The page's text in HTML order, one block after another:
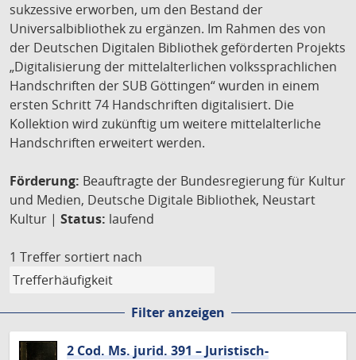
sukzessive erworben, um den Bestand der
Universalbibliothek zu ergänzen. Im Rahmen des von
der Deutschen Digitalen Bibliothek geförderten Projekts
„Digitalisierung der mittelalterlichen volkssprachlichen
Handschriften der SUB Göttingen“ wurden in einem
ersten Schritt 74 Handschriften digitalisiert. Die
Kollektion wird zukünftig um weitere mittelalterliche
Handschriften erweitert werden.
Förderung: Beauftragte der Bundesregierung für Kultur
und Medien, Deutsche Digitale Bibliothek, Neustart
Kultur | Status: laufend
1 Treffer sortiert nach
Filter anzeigen
2 Cod. Ms. jurid. 391 – Juristisch-